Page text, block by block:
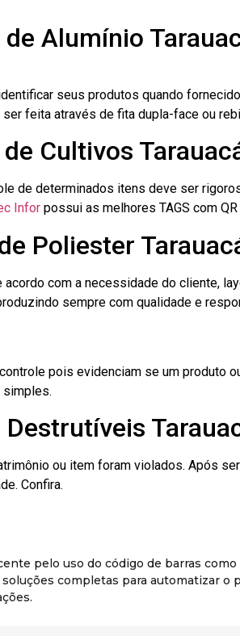
Alumínio
seus produtos quando
feita através de fita dupla-face ou
Cultivos
de determinados itens deve ser
Infor possui as melhores TAGS com
Poliester
com a necessidade do cliente,
sempre com qualidade e
pois evidenciam se um produto
simples.
ou item foram violados. Após
Confira.
pelo uso do código de barras
completas para automatizar o